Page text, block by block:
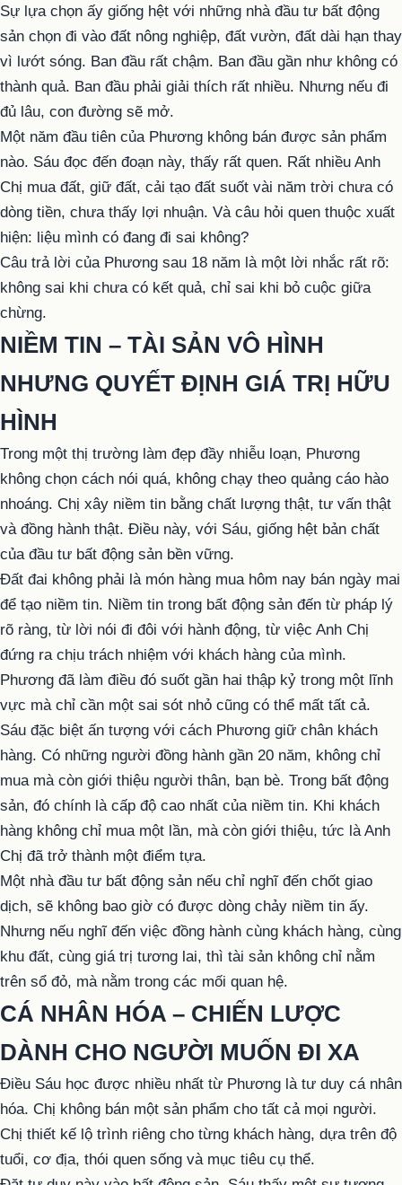
Sự lựa chọn ấy giống hệt với những nhà đầu tư bất động
sản chọn đi vào đất nông nghiệp, đất vườn, đất dài hạn thay
vì lướt sóng. Ban đầu rất chậm. Ban đầu gần như không có
thành quả. Ban đầu phải giải thích rất nhiều. Nhưng nếu đi
đủ lâu, con đường sẽ mở.
Một năm đầu tiên của Phương không bán được sản phẩm
nào. Sáu đọc đến đoạn này, thấy rất quen. Rất nhiều Anh
Chị mua đất, giữ đất, cải tạo đất suốt vài năm trời chưa có
dòng tiền, chưa thấy lợi nhuận. Và câu hỏi quen thuộc xuất
hiện: liệu mình có đang đi sai không?
Câu trả lời của Phương sau 18 năm là một lời nhắc rất rõ:
không sai khi chưa có kết quả, chỉ sai khi bỏ cuộc giữa
chừng.
NIỀM TIN – TÀI SẢN VÔ HÌNH
NHƯNG QUYẾT ĐỊNH GIÁ TRỊ HỮU
HÌNH
Trong một thị trường làm đẹp đầy nhiễu loạn, Phương
không chọn cách nói quá, không chạy theo quảng cáo hào
nhoáng. Chị xây niềm tin bằng chất lượng thật, tư vấn thật
và đồng hành thật. Điều này, với Sáu, giống hệt bản chất
của đầu tư bất động sản bền vững.
Đất đai không phải là món hàng mua hôm nay bán ngày mai
để tạo niềm tin. Niềm tin trong bất động sản đến từ pháp lý
rõ ràng, từ lời nói đi đôi với hành động, từ việc Anh Chị
đứng ra chịu trách nhiệm với khách hàng của mình.
Phương đã làm điều đó suốt gần hai thập kỷ trong một lĩnh
vực mà chỉ cần một sai sót nhỏ cũng có thể mất tất cả.
Sáu đặc biệt ấn tượng với cách Phương giữ chân khách
hàng. Có những người đồng hành gần 20 năm, không chỉ
mua mà còn giới thiệu người thân, bạn bè. Trong bất động
sản, đó chính là cấp độ cao nhất của niềm tin. Khi khách
hàng không chỉ mua một lần, mà còn giới thiệu, tức là Anh
Chị đã trở thành một điểm tựa.
Một nhà đầu tư bất động sản nếu chỉ nghĩ đến chốt giao
dịch, sẽ không bao giờ có được dòng chảy niềm tin ấy.
Nhưng nếu nghĩ đến việc đồng hành cùng khách hàng, cùng
khu đất, cùng giá trị tương lai, thì tài sản không chỉ nằm
trên sổ đỏ, mà nằm trong các mối quan hệ.
CÁ NHÂN HÓA – CHIẾN LƯỢC
DÀNH CHO NGƯỜI MUỐN ĐI XA
Điều Sáu học được nhiều nhất từ Phương là tư duy cá nhân
hóa. Chị không bán một sản phẩm cho tất cả mọi người.
Chị thiết kế lộ trình riêng cho từng khách hàng, dựa trên độ
tuổi, cơ địa, thói quen sống và mục tiêu cụ thể.